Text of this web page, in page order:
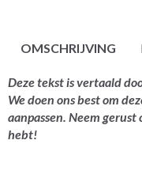
OMSCHRIJVING
Deze tekst is vertaald
We doen ons best om
aanpassen. Neem gerust
hebt!